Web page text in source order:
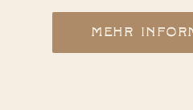
MEHR